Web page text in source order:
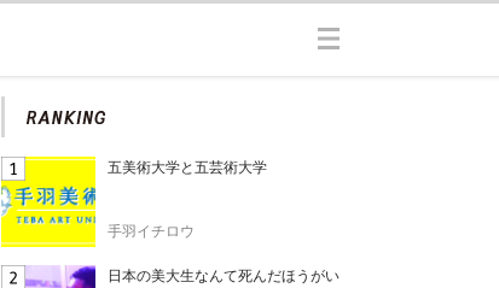
五美術大学と五芸術大学
手羽イチロウ
日本の美大生なんて死んだほうがい